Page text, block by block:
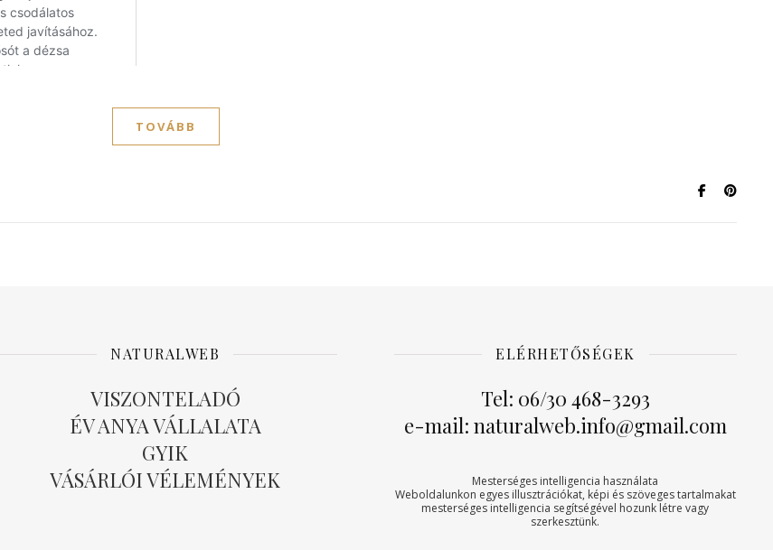
TOVÁBB
NATURALWEB
VISZONTELADÓ
ÉV ANYA VÁLLALATA
GYIK
VÁSÁRLÓI VÉLEMÉNYEK
ELÉRHETŐSÉGEK
Tel: 06/30 468-3293
e-mail: naturalweb.info@gmail.com
Mesterséges intelligencia használata
Weboldalunkon egyes illusztrációkat, képi és szöveges tartalmakat
mesterséges intelligencia segítségével hozunk létre vagy
szerkesztünk.